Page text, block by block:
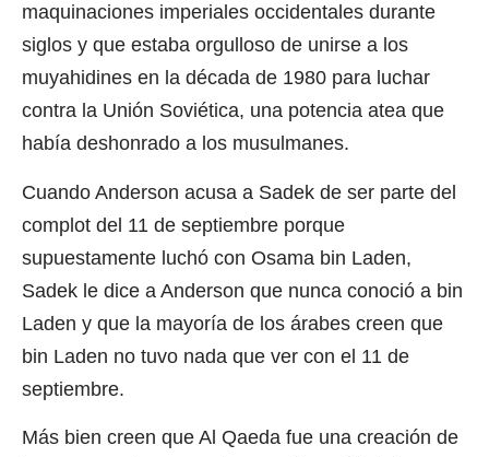
maquinaciones imperiales occidentales durante
siglos y que estaba orgulloso de unirse a los
muyahidines en la década de 1980 para luchar
contra la Unión Soviética, una potencia atea que
había deshonrado a los musulmanes.
Cuando Anderson acusa a Sadek de ser parte del
complot del 11 de septiembre porque
supuestamente luchó con Osama bin Laden,
Sadek le dice a Anderson que nunca conoció a bin
Laden y que la mayoría de los árabes creen que
bin Laden no tuvo nada que ver con el 11 de
septiembre.
Más bien creen que Al Qaeda fue una creación de